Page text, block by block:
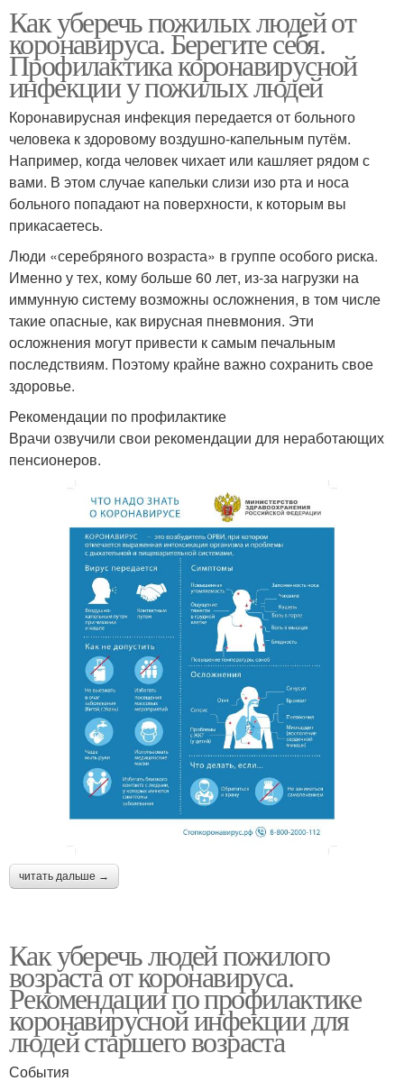
Как уберечь пожилых людей от
коронавируса. Берегите себя.
Профилактика коронавирусной
инфекции у пожилых людей
Коронавирусная инфекция передается от больного
человека к здоровому воздушно-капельным путём.
Например, когда человек чихает или кашляет рядом с
вами. В этом случае капельки слизи изо рта и носа
больного попадают на поверхности, к которым вы
прикасаетесь.
Люди «серебряного возраста» в группе особого риска.
Именно у тех, кому больше 60 лет, из-за нагрузки на
иммунную систему возможны осложнения, в том числе
такие опасные, как вирусная пневмония. Эти
осложнения могут привести к самым печальным
последствиям. Поэтому крайне важно сохранить свое
здоровье.
Рекомендации по профилактике
Врачи озвучили свои рекомендации для неработающих
пенсионеров.
читать дальше →
Как уберечь людей пожилого
возраста от коронавируса.
Рекомендации по профилактике
коронавирусной инфекции для
людей старшего возраста
События